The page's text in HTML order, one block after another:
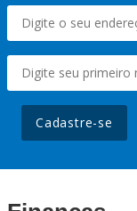
Cadastre-se